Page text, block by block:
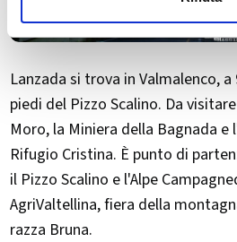
Lanzada si trova in Valmalenco,
piedi del Pizzo Scalino. Da
Moro, la Miniera della Bagnada e
Rifugio Cristina. È punto di
il Pizzo Scalino e l'Alpe
AgriValtellina, fiera della
razza Bruna.​